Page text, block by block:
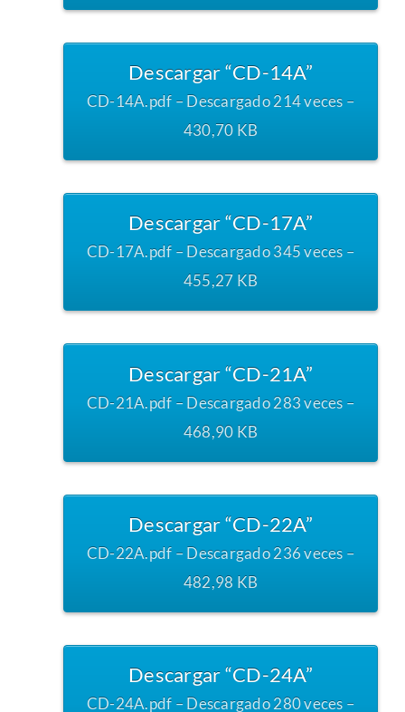
Descargar “CD-14A”
CD-14A.pdf – Descargado 214 veces –
430,70 KB
Descargar “CD-17A”
CD-17A.pdf – Descargado 345 veces –
455,27 KB
Descargar “CD-21A”
CD-21A.pdf – Descargado 283 veces –
468,90 KB
Descargar “CD-22A”
CD-22A.pdf – Descargado 236 veces –
482,98 KB
Descargar “CD-24A”
CD-24A.pdf – Descargado 280 veces –